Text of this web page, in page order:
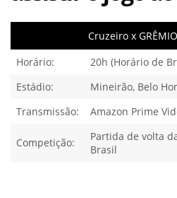
Cruzeiro x GRÊMIO
Horário:
20h (Horário de
Estádio:
Mineirão, Belo
Transmissão:
Amazon Prime
Competição:
Partida de volta
Brasil